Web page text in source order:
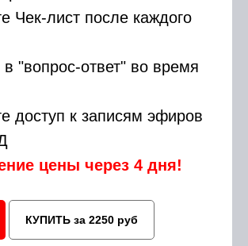
Чек-лист после каждого
в "вопрос-ответ" во время
доступ к записям эфиров
цены через 4 дня!
КУПИТЬ за 2250 руб